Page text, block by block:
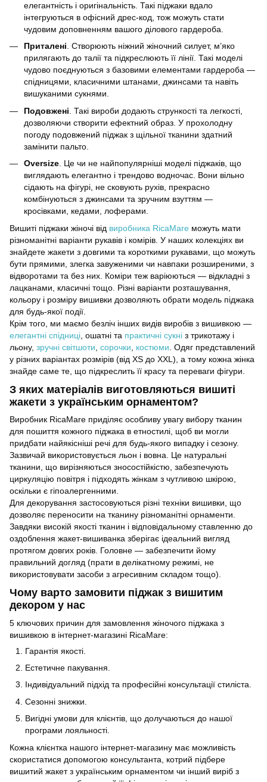
елегантність і оригінальність. Такі піджаки вдало
інтегруються в офісний дрес-код, тож можуть стати
чудовим доповненням вашого ділового гардероба.
Приталені. Створюють ніжний жіночний силует, м’яко
прилягають до талії та підкреслюють її лінії. Такі моделі
чудово поєднуються з базовими елементами гардероба —
спідницями, класичними штанами, джинсами та навіть
вишуканими сукнями.
Подовжені . Такі вироби додають стрункості та легкості,
дозволяючи створити ефектний образ. У прохолодну
погоду подовжений піджак з щільної тканини здатний
замінити пальто.
Oversize . Це чи не найпопулярніші моделі піджаків, що
виглядають елегантно і трендово водночас. Вони вільно
сідають на фігурі, не сковують рухів, прекрасно
комбінуються з джинсами та зручним взуттям —
кросівками, кедами, лоферами.
Вишиті піджаки жіночі від виробника RicaMare можуть мати
різноманітні варіанти рукавів і комірів. У наших колекціях ви
знайдете жакети з довгими та короткими рукавами, що можуть
бути прямими, злегка завуженими чи навпаки розширеними, з
відворотами та без них. Коміри теж варіюються — відкладні з
лацканами, класичні тощо. Різні варіанти розташування,
кольору і розміру вишивки дозволяють обрати модель піджака
для будь-якої події.
Крім того, ми маємо безліч інших видів виробів з вишивкою —
елегантні спідниці , ошатні та практичні сукні з трикотажу і
льону, зручні світшоти сорочки костюми . Одяг представлений
у різних варіантах розмірів (від XS до XXL), а тому кожна жінка
знайде саме те, що підкреслить її красу та переваги фігури.
З яких матеріалів виготовляються вишиті
жакети з українським орнаментом?
Виробник RicaMare приділяє особливу увагу вибору тканин
для пошиття кожного піджака в етностилі, щоб ви могли
придбати найякісніші речі для будь-якого випадку і сезону.
Зазвичай використовується льон і вовна. Це натуральні
тканини, що вирізняються зносостійкістю, забезпечують
циркуляцію повітря і підходять жінкам з чутливою шкірою,
оскільки є гіпоалергенними.
Для декорування застосовуються різні техніки вишивки, що
дозволяє переносити на тканину різноманітні орнаменти.
Завдяки високій якості тканин і відповідальному ставленню до
оздоблення жакет-вишиванка зберігає ідеальний вигляд
протягом довгих років. Головне — забезпечити йому
правильний догляд (прати в делікатному режимі, не
використовувати засоби з агресивним складом тощо).
Чому варто замовити піджак з вишитим
декором у нас
5 ключових причин для замовлення жіночого піджака з
вишивкою в інтернет-магазині RicaMare:
Гарантія якості.
Естетичне пакування.
Індивідуальний підхід та професійні консультації стиліста.
Сезонні знижки.
Вигідні умови для клієнтів, що долучаються до нашої
програми лояльності.
Кожна клієнтка нашого інтернет-магазину має можливість
скористатися допомогою консультанта, котрий підбере
вишитий жакет з українським орнаментом чи інший виріб з